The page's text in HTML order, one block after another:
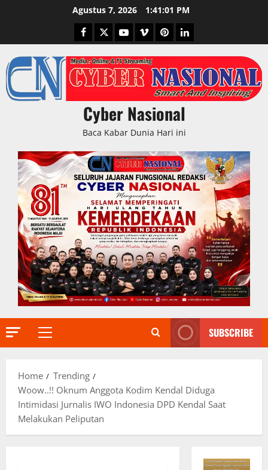
Agustus 7, 2026 1:41:02 PM
Facebook
TwitterYoutubeVimeoPinterestLinkedIn
Cyber Nasional
Baca Kabar Dunia Hari ini
Primary
SUBSCRIBE
Home
Trending
Woow..!! Oknum Anggota Kodim Kendal Diduga
Intimidasi Jurnalis IWO Indonesia DPD Kendal Saat
Melakukan Peliputan